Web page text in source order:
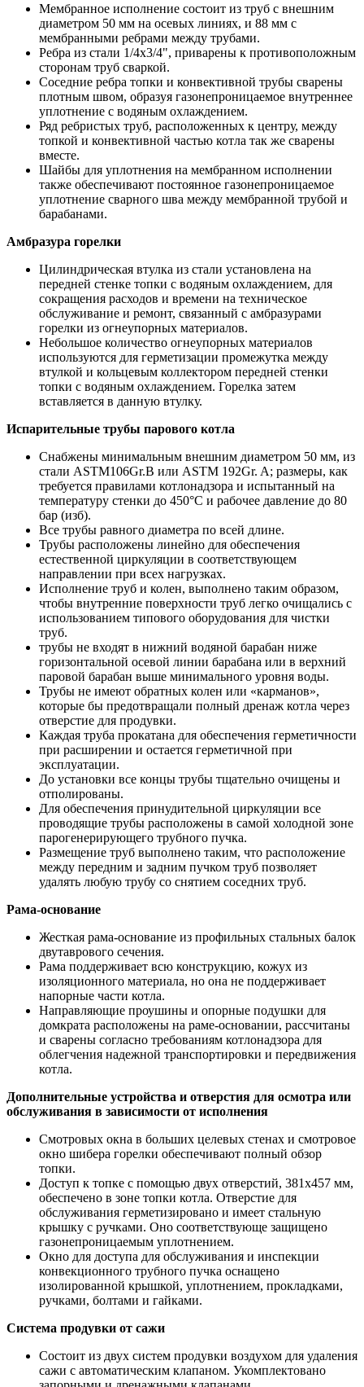
Мембранное исполнение состоит из труб с внешним
диаметром 50 мм на осевых линиях, и 88 мм с
мембранными ребрами между трубами.
Ребра из стали 1/4x3/4", приварены к противоположным
сторонам труб сваркой.
Соседние ребра топки и конвективной трубы сварены
плотным швом, образуя газонепроницаемое внутреннее
уплотнение с водяным охлаждением.
Ряд ребристых труб, расположенных к центру, между
топкой и конвективной частью котла так же сварены
вместе.
Шайбы для уплотнения на мембранном исполнении
также обеспечивают постоянное газонепроницаемое
уплотнение сварного шва между мембранной трубой и
барабанами.
Амбразура горелки
Цилиндрическая втулка из стали установлена на
передней стенке топки с водяным охлаждением, для
сокращения расходов и времени на техническое
обслуживание и ремонт, связанный с амбразурами
горелки из огнеупорных материалов.
Небольшое количество огнеупорных материалов
используются для герметизации промежутка между
втулкой и кольцевым коллектором передней стенки
топки с водяным охлаждением. Горелка затем
вставляется в данную втулку.
Испарительные трубы парового котла
Снабжены минимальным внешним диаметром 50 мм, из
стали ASTM106Gr.B или ASTM 192Gr. A; размеры, как
требуется правилами котлонадзора и испытанный на
температуру стенки до 450°C и рабочее давление до 80
бар (изб).
Все трубы равного диаметра по всей длине.
Трубы расположены линейно для обеспечения
естественной циркуляции в соответствующем
направлении при всех нагрузках.
Исполнение труб и колен, выполнено таким образом,
чтобы внутренние поверхности труб легко очищались с
использованием типового оборудования для чистки
труб.
трубы не входят в нижний водяной барабан ниже
горизонтальной осевой линии барабана или в верхний
паровой барабан выше минимального уровня воды.
Трубы не имеют обратных колен или «карманов»,
которые бы предотвращали полный дренаж котла через
отверстие для продувки.
Каждая труба прокатана для обеспечения герметичности
при расширении и остается герметичной при
эксплуатации.
До установки все концы трубы тщательно очищены и
отполированы.
Для обеспечения принудительной циркуляции все
проводящие трубы расположены в самой холодной зоне
парогенерирующего трубного пучка.
Размещение труб выполнено таким, что расположение
между передним и задним пучком труб позволяет
удалять любую трубу со снятием соседних труб.
Рама-основание
Жесткая рама-основание из профильных стальных балок
двутаврового сечения.
Рама поддерживает всю конструкцию, кожух из
изоляционного материала, но она не поддерживает
напорные части котла.
Направляющие проушины и опорные подушки для
домкрата расположены на раме-основании, рассчитаны
и сварены согласно требованиям котлонадзора для
облегчения надежной транспортировки и передвижения
котла.
Дополнительные устройства и отверстия для осмотра или
обслуживания в зависимости от исполнения
Смотровых окна в больших целевых стенах и смотровое
окно шибера горелки обеспечивают полный обзор
топки.
Доступ к топке с помощью двух отверстий, 381х457 мм,
обеспечено в зоне топки котла. Отверстие для
обслуживания герметизировано и имеет стальную
крышку с ручками. Оно соответствующе защищено
газонепроницаемым уплотнением.
Окно для доступа для обслуживания и инспекции
конвекционного трубного пучка оснащено
изолированной крышкой, уплотнением, прокладками,
ручками, болтами и гайками.
Система продувки от сажи
Состоит из двух систем продувки воздухом для удаления
сажи с автоматическим клапаном. Укомплектовано